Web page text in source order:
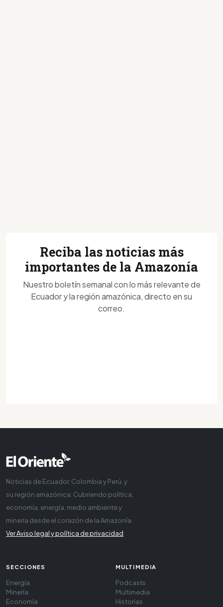
Reciba las noticias más
importantes de la Amazonía
Nuestro boletín semanal con lo más relevante de
Ecuador y la región amazónica, directo en su
correo.
Noticias de Ecuador, Colombia y Perú, y
su región amazónica. Cubriendo política,
economía, energía, medio ambiente y
minería desde el corazón de la Amazonía
Ver Aviso legal y política de privacidad
SECCIONES
Energía
Minería
Economía
MULTIMEDIA
Podcasts
Multimedia
Historias